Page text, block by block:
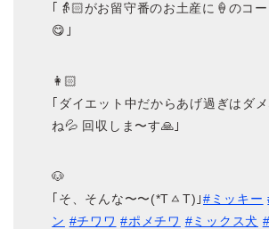
｢👵🏻がお留守番のお土産に🍦のコ
😋｣
👩🏻
｢ダイエット中だからあげ過ぎはダ
ね💦 回収しま〜す🙏｣
🐶
｢そ、そんな〜〜(*TㅿT)｣#ミッキー
ン #チワワ #ポメチワ #ミックス犬